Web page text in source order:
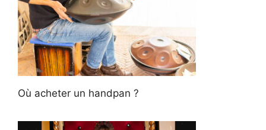
Où acheter un handpan ?